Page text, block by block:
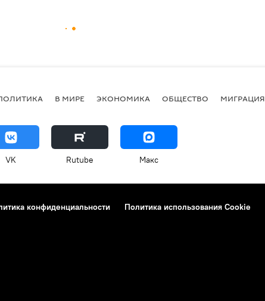
В МИРЕ ЭКОНОМИКА ОБЩЕСТВО МИГРАЦИЯ
VK Rutube Макс
конфиденциальности Политика использования Cookie